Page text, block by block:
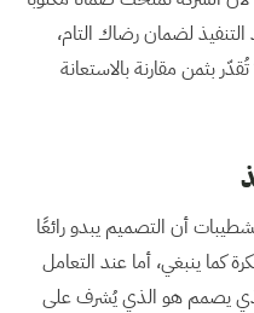
لضمان رضاك التام،
بثمن مقارنة بالاستعانة
أن التصميم يبدو رائعًا
كما ينبغي، أما عند التعامل
يصمم هو الذي يُشرف على